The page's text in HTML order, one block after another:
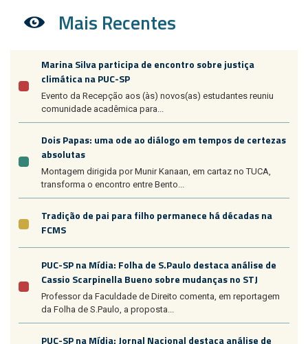
Mais Recentes
Marina Silva participa de encontro sobre justiça
climática na PUC-SP
Evento da Recepção aos (às) novos(as) estudantes reuniu
comunidade acadêmica para...
Dois Papas: uma ode ao diálogo em tempos de certezas
absolutas
Montagem dirigida por Munir Kanaan, em cartaz no TUCA,
transforma o encontro entre Bento...
Tradição de pai para filho permanece há décadas na
FCMS
PUC-SP na Mídia: Folha de S.Paulo destaca análise de
Cassio Scarpinella Bueno sobre mudanças no STJ
Professor da Faculdade de Direito comenta, em reportagem
da Folha de S.Paulo, a proposta...
PUC-SP na Mídia: Jornal Nacional destaca análise de